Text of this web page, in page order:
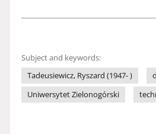
Subject and keywords:
Tadeusiewicz, Ryszard (1947- )
Uniwersytet Zielonogórski